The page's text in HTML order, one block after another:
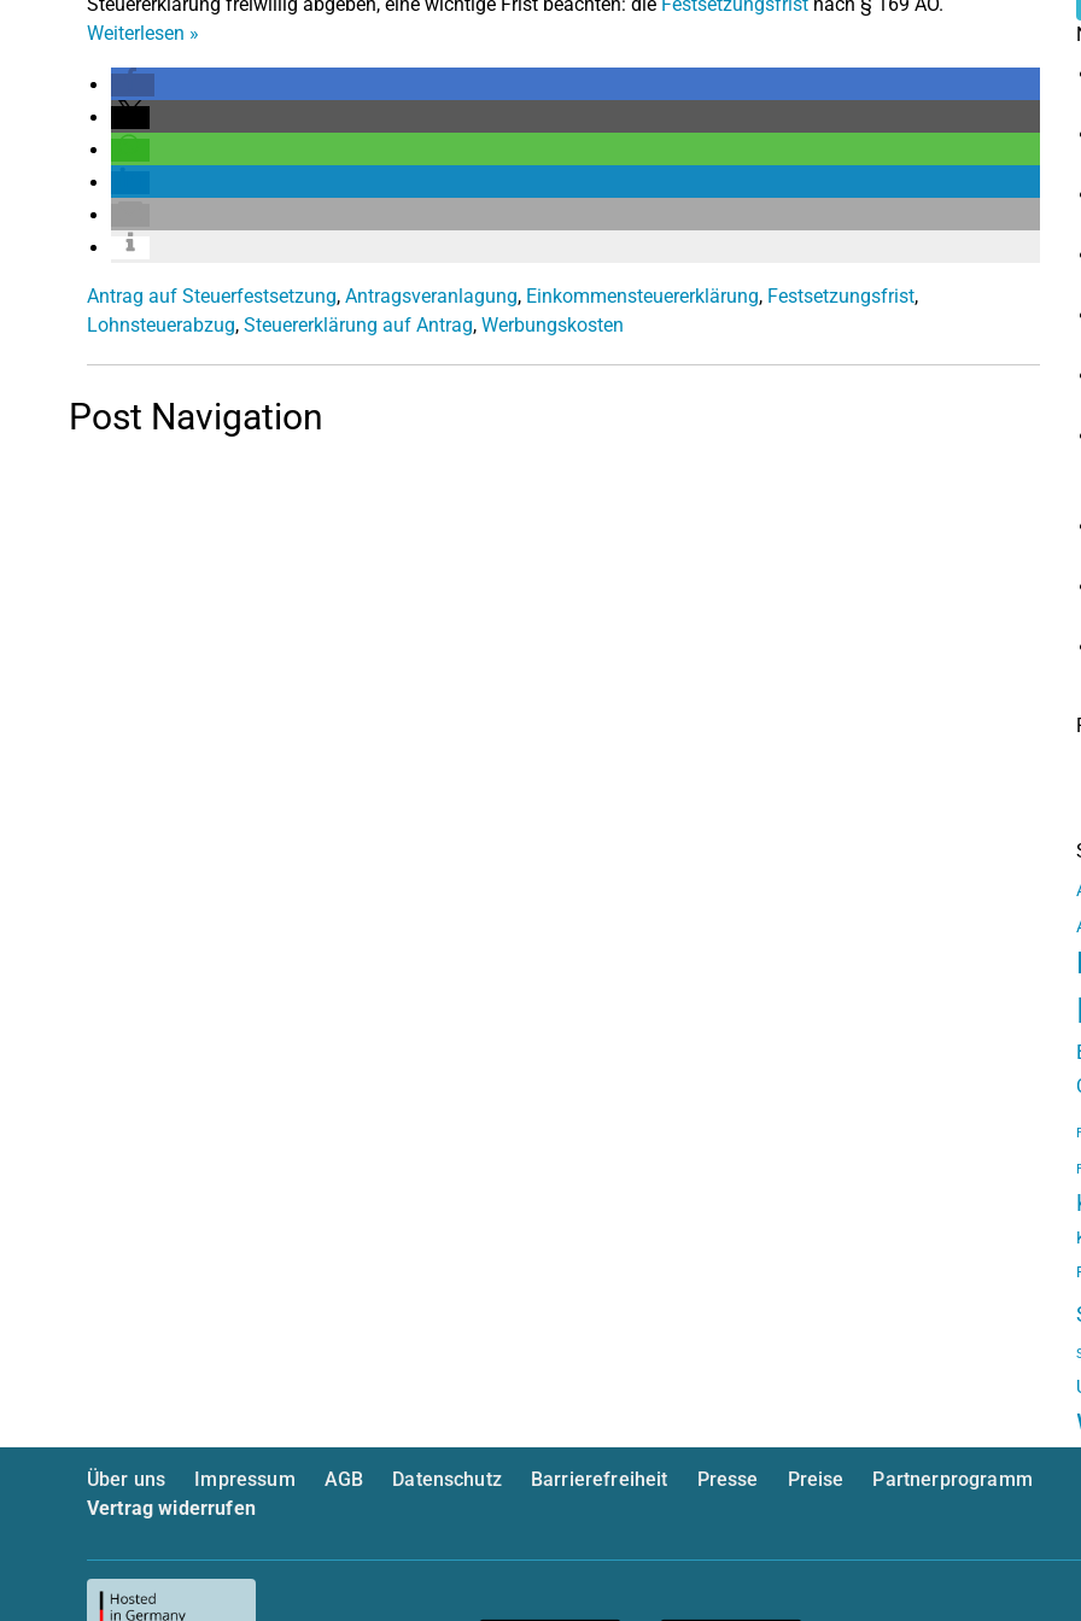
Weiterlesen »
Antrag auf Steuerfestsetzung, Antragsveranlagung, Einkommensteuererklärung, Festsetzungsfrist,
Lohnsteuerabzug, Steuererklärung auf Antrag, Werbungskosten
Post Navigation
Über uns Impressum AGB Datenschutz Barrierefreiheit Presse Preise
Partnerprogramm
Vertrag widerrufen